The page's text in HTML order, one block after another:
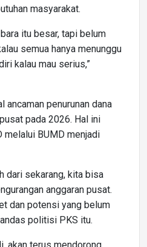
masyarakat.
itu besar, tapi belum
semua hanya menunggu
kalau mau serius,”
ancaman penurunan dana
pada 2026. Hal ini
melalui BUMD menjadi
dari sekarang, kita bisa
anggaran pusat.
dan potensi yang belum
politisi PKS itu.
akan terus mendorong